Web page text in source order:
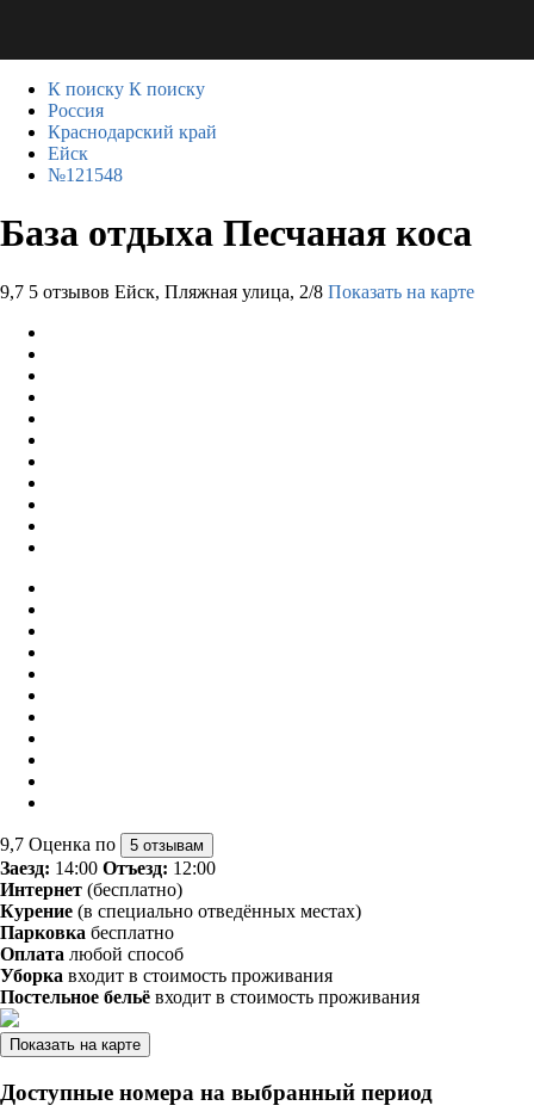
К поиску К поиску
Россия
Краснодарский край
Ейск
№121548
База отдыха Песчаная коса
9,7 5 отзывов Ейск, Пляжная улица, 2/8 Показать на карте
9,7 Оценка по 5 отзывам
Заезд: 14:00 Отъезд: 12:00
Интернет (бесплатно)
Курение (в специально отведённых местах)
Парковка бесплатно
Оплата любой способ
Уборка входит в стоимость проживания
Постельное бельё входит в стоимость проживания
Показать на карте
Доступные номера на выбранный период